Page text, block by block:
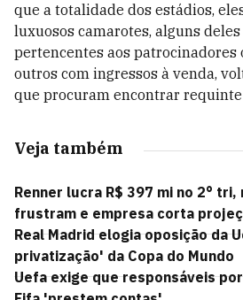
que a totalidade dos estádios,
luxuosos camarotes, alguns
pertencentes aos patrocinadores
outros com ingressos à venda,
que procuram encontrar
Veja também
Renner lucra R$ 397 mi no 2° tri,
frustram e empresa corta
Real Madrid elogia oposição da
privatização' da Copa do Mundo
Uefa exige que responsáveis